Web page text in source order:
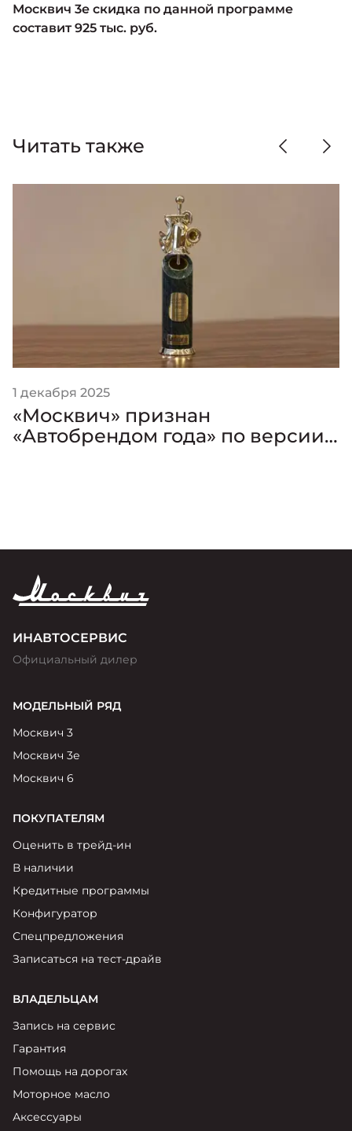
Москвич 3е скидка по данной программе
составит 925 тыс. руб.
Читать также
1 декабря 2025
«Москвич» признан
«Автобрендом года» по версии
ИНАВТОСЕРВИС
Официальный дилер
МОДЕЛЬНЫЙ РЯД
Москвич 3
Москвич 3е
Москвич 6
ПОКУПАТЕЛЯМ
Оценить в трейд-ин
В наличии
Кредитные программы
Конфигуратор
Спецпредложения
Записаться на тест-драйв
ВЛАДЕЛЬЦАМ
Запись на сервис
Гарантия
Помощь на дорогах
Моторное масло
Аксессуары